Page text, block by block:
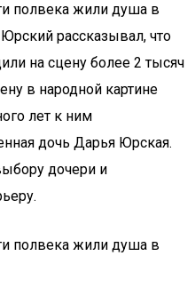
полвека жили душа в
рассказывал, что
на сцену более 2 тысяч
в народной картине
лет к ним
дочь Дарья Юрская.
дочери и
полвека жили душа в